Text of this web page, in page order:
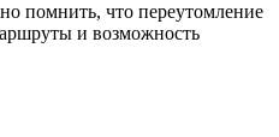
помнить, что переутомление
и возможность